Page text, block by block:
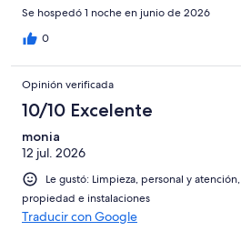
Se hospedó 1 noche en junio de 2026
0
Opinión verificada
10/10 Excelente
monia
12 jul. 2026
Le gustó: Limpieza, personal y
propiedad e instalaciones
Traducir con Google